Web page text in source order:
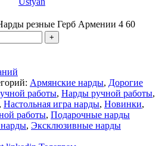
резные Герб Армении 4 60
Армянские нарды, Дорогие
работы, Нарды ручной работы,
, Настольная игра нарды, Новинки,
работы, Подарочные нарды
, Эксклюзивные нарды